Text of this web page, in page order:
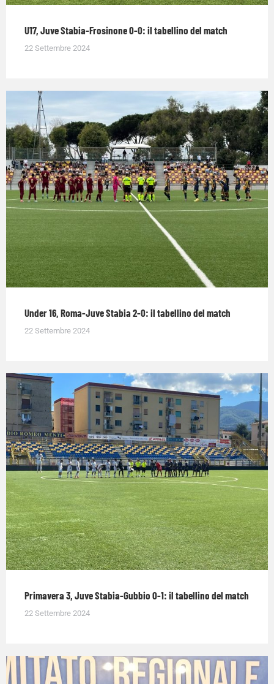
U17, Juve Stabia-Frosinone 0-0: il tabellino del match
22 Settembre 2024
Under 16, Roma-Juve Stabia 2-0: il tabellino del match
22 Settembre 2024
Primavera 3, Juve Stabia-Gubbio 0-1: il tabellino del match
22 Settembre 2024